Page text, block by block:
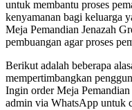
untuk membantu proses
kenyamanan bagi keluarga
Meja Pemandian Jenazah
pembuangan agar proses
Berikut adalah beberapa
mempertimbangkan
Ingin order Meja
admin via WhatsApp untuk